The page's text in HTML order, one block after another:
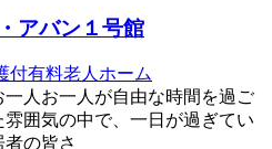
アバン１号館
付有料老人ホーム
人お一人が自由な時間を過ご
囲気の中で、一日が過ぎてい
者の皆さ